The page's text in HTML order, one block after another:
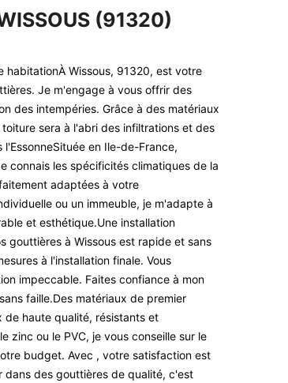
(91320)
Wissous, 91320, est votre
Je m'engage à vous offrir des
des intempéries. Grâce à des matériaux
sera à l'abri des infiltrations et des
en Ile-de-France,
connais les spécificités climatiques de la
adaptées à votre
ou un immeuble, je m'adapte à
et esthétique.Une installation
gouttières à Wissous est rapide et sans
à l'installation finale. Vous
impeccable. Faites confiance à mon
faille.Des matériaux de premier
de haute qualité, résistants et
zinc ou le PVC, je vous conseille sur le
budget. Avec , votre satisfaction est
dans des gouttières de qualité, c'est